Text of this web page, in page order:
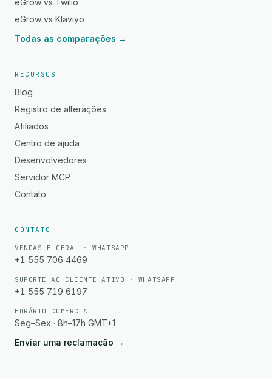
eGrow vs Twilio
eGrow vs Klaviyo
Todas as comparações →
RECURSOS
Blog
Registro de alterações
Afiliados
Centro de ajuda
Desenvolvedores
Servidor MCP
Contato
CONTATO
VENDAS E GERAL · WHATSAPP
+1 555 706 4469
SUPORTE AO CLIENTE ATIVO · WHATSAPP
+1 555 719 6197
HORÁRIO COMERCIAL
Seg–Sex · 8h–17h GMT+1
Enviar uma reclamação →